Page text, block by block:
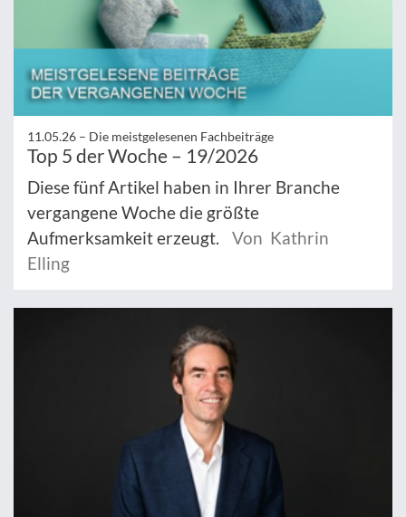
11.05.26 – Die meistgelesenen Fachbeiträge
Top 5 der Woche – 19/2026
Diese fünf Artikel haben in Ihrer Branche
vergangene Woche die größte
Aufmerksamkeit erzeugt.
Von Kathrin
Elling